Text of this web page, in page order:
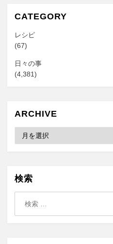
CATEGORY
レシピ
(67)
日々の事
(4,381)
ARCHIVE
Archive
検索